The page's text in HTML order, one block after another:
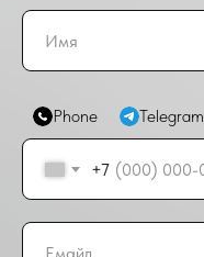
Phone Telegram
+7